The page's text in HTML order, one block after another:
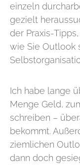
einzeln
gezielt
der Praxis-
wie Sie Outlook
Ich habe lange
Menge Geld,
schreiben –
bekommt.
ziemlichen
dann doch